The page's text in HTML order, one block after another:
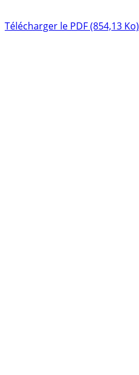
Télécharger le PDF (854,13 Ko)